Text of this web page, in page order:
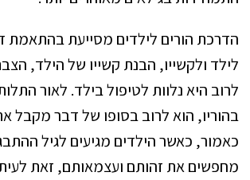
הדרכת הורים לילדים מסייעת בהתאמת
לילד ולקשייו, הבנת קשייו של הילד,
לרוב היא נלוות לטיפול בילד. לאור
בהוריו, הוא לרוב בסופו של דבר מקבל
כאמור, כאשר הילדים מגיעים לגיל
מחפשים את זהותם ועצמאותם, זאת